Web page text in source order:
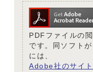
PDFファイルの
です。同ソフト
には、
Adobe社のサイ